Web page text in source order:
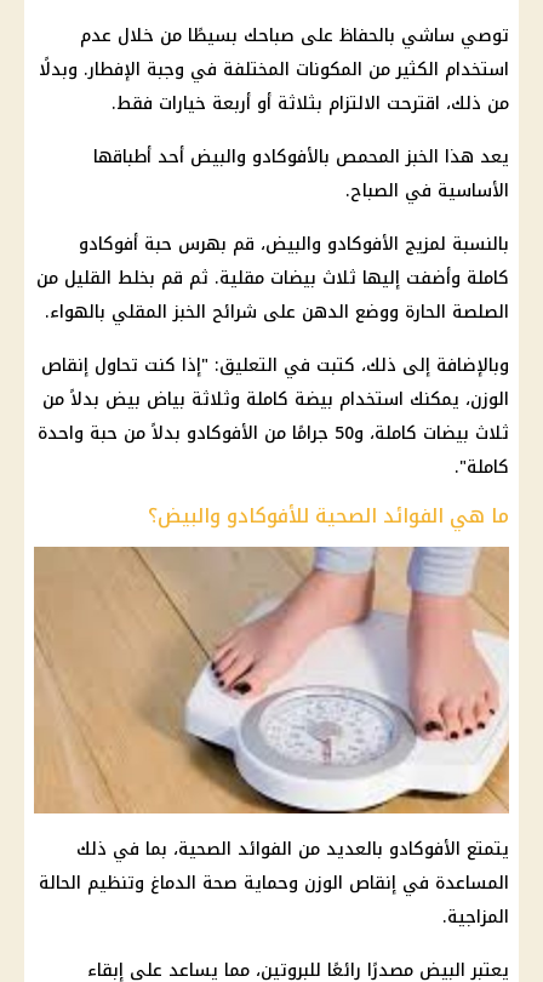
توصي ساشي بالحفاظ على صباحك بسيطًا من خلال عدم
استخدام الكثير من المكونات المختلفة في وجبة الإفطار. وبدلًا
من ذلك، اقترحت الالتزام بثلاثة أو أربعة خيارات فقط.
يعد هذا الخبز المحمص بالأفوكادو والبيض أحد أطباقها
الأساسية في الصباح.
بالنسبة لمزيج الأفوكادو والبيض، قم بهرس حبة أفوكادو
كاملة وأضفت إليها ثلاث بيضات مقلية. ثم قم بخلط القليل من
الصلصة الحارة ووضع الدهن على شرائح الخبز المقلي بالهواء.
وبالإضافة إلى ذلك، كتبت في التعليق: "إذا كنت تحاول إنقاص
الوزن، يمكنك استخدام بيضة كاملة وثلاثة بياض بيض بدلاً من
ثلاث بيضات كاملة، و50 جرامًا من الأفوكادو بدلاً من حبة واحدة
كاملة".
ما هي الفوائد الصحية للأفوكادو والبيض؟
يتمتع الأفوكادو بالعديد من الفوائد الصحية، بما في ذلك
المساعدة في إنقاص الوزن وحماية صحة الدماغ وتنظيم الحالة
المزاجية.
يعتبر البيض مصدرًا رائعًا للبروتين، مما يساعد على إبقاء